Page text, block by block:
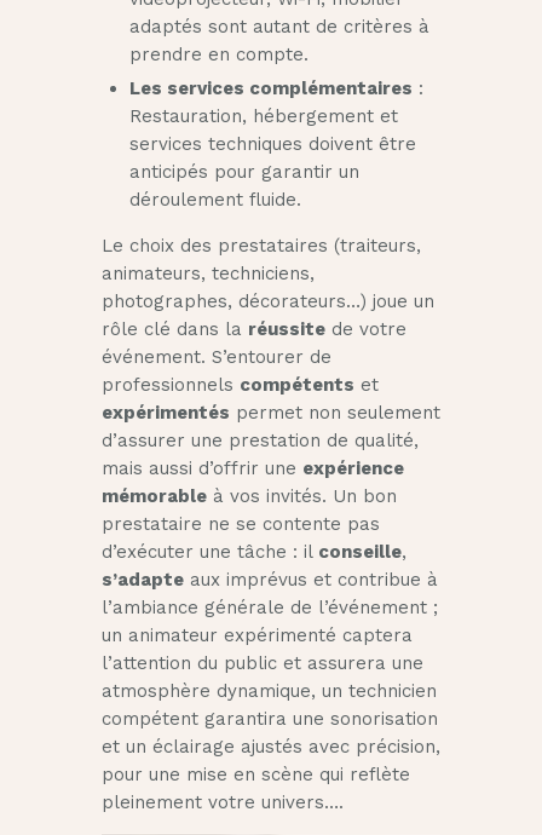
adaptés sont autant de critères à
prendre en compte.
Les services complémentaires :
Restauration, hébergement et
services techniques doivent être
anticipés pour garantir un
déroulement fluide.
Le choix des prestataires (traiteurs,
animateurs, techniciens,
photographes, décorateurs…) joue un
rôle clé dans la réussite de votre
événement. S’entourer de
professionnels compétents et
expérimentés permet non seulement
d’assurer une prestation de qualité,
mais aussi d’offrir une expérience
mémorable à vos invités. Un bon
prestataire ne se contente pas
d’exécuter une tâche : il conseille,
s’adapte aux imprévus et contribue à
l’ambiance générale de l’événement ;
un animateur expérimenté captera
l’attention du public et assurera une
atmosphère dynamique, un technicien
compétent garantira une sonorisation
et un éclairage ajustés avec précision,
pour une mise en scène qui reflète
pleinement votre univers….